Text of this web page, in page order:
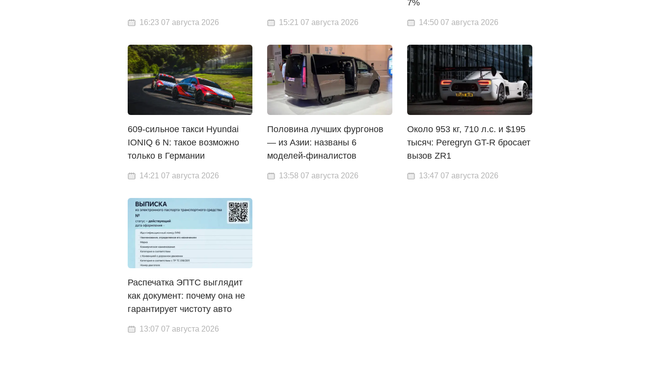
16:23 07 августа 2026 15:21 07 августа 2026
7%
14:50 07 августа 2026
609-сильное такси Hyundai
IONIQ 6 N: такое возможно
только в Германии
14:21 07 августа 2026
Половина лучших фургонов
— из Азии: названы 6
моделей-финалистов
13:58 07 августа 2026
Около 953 кг, 710 л.с. и $195
тысяч: Peregryn GT-R бросает
вызов ZR1
13:47 07 августа 2026
Распечатка ЭПТС выглядит
как документ: почему она не
гарантирует чистоту авто
13:07 07 августа 2026